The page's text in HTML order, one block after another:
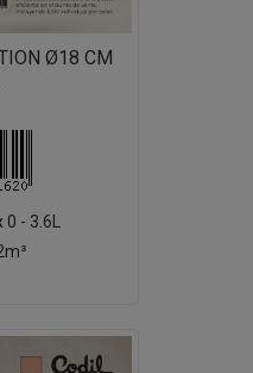
Ø18 CM
- 3.6L